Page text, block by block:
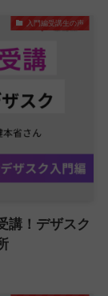
入門編受講生の声
講！デザスク